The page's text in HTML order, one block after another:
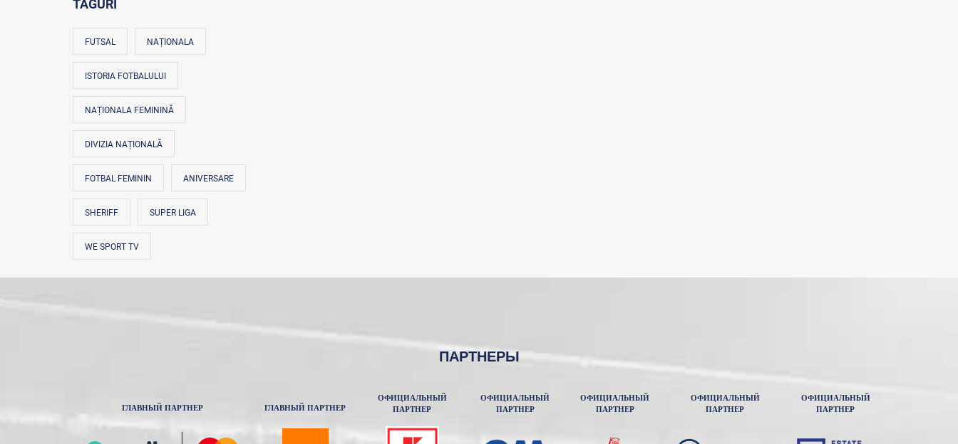
TAGURI
FUTSAL NAȚIONALA
ISTORIA FOTBALULUI
NAȚIONALA FEMININĂ
DIVIZIA NAȚIONALĂ
FOTBAL FEMININ ANIVERSARE
SHERIFF SUPER LIGA
WE SPORT TV
ПАРТНЕРЫ
ГЛАВНЫЙ ПАРТНЕР ГЛАВНЫЙ ПАРТНЕР
ОФИЦИАЛЬНЫЙ
ПАРТНЕР
ОФИЦИАЛЬНЫЙ
ПАРТНЕР
ОФИЦИАЛЬНЫЙ
ПАРТНЕР
ОФИЦИАЛЬНЫЙ
ПАРТНЕР
ОФИЦИАЛЬНЫЙ
ПАРТНЕР